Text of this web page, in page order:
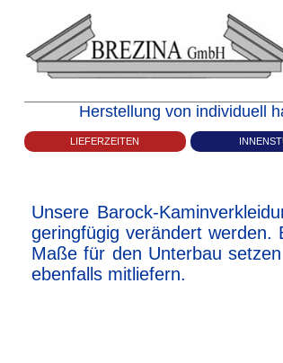
Herstellung von individuell
LIEFERZEITEN
Unsere Barock-
geringfügig verändert werden.
Maße für den Unterbau
ebenfalls mitliefern.